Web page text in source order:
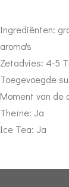
Ingrediënten: g
aroma's
Zetadvies: 4-5
Toegevoegde
Moment van de
Theïne: Ja
Ice Tea: Ja